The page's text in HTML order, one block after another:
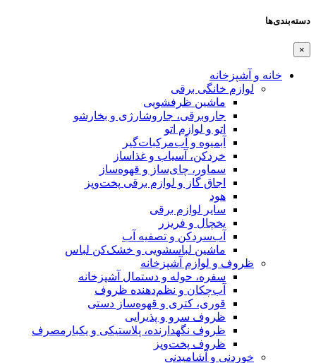
دسته‌بندی‌ها
×
خانه و آشپزخانه
لوازم خانگی برقی
ماشین ظرفشویی
جاروبرقی، جاروشارژی و بخارشو
اتو و لوازم اتو
آبمیوه و آب‌مرکبات‌گیر
خردکن، آسیاب و غذاساز
سماور، چای‌ساز و قهوه‌ساز
اجاق گاز و لوازم برقی پخت‌وپز
هود
سایر لوازم برقی
یخچال و فریزر
آب‌سردکن و تصفیه آب
ماشین لباسشویی و خشک‌کن لباس
ظروف و لوازم آشپزخانه
سفره، حوله و دستمال آشپزخانه
آب‌چکان و نظم‌دهنده ظروف
قوری، کتری و قهوه‌ساز دستی
ظروف سرو و پذیرایی
ظروف نگهدارنده، پلاستیکی و یکبارمصرف
ظروف پخت‌وپز
خوردنی و آشامیدنی